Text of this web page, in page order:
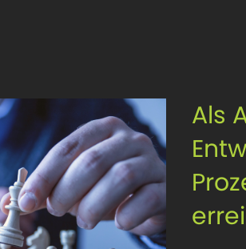
Als